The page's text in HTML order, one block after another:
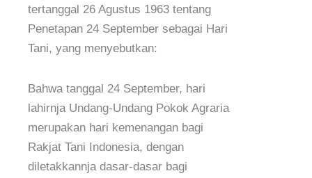
tertanggal 26 Agustus 1963 tentang
Penetapan 24 September sebagai Hari
Tani, yang menyebutkan:
Bahwa tanggal 24 September, hari
lahirnja Undang-Undang Pokok Agraria
merupakan hari kemenangan bagi
Rakjat Tani Indonesia, dengan
diletakkannja dasar-dasar bagi